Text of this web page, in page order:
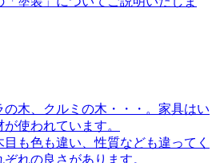
の木、クルミの木・・・。家具はい
使われています。
目も色も違い、性質なども違ってく
れの良さがあります。